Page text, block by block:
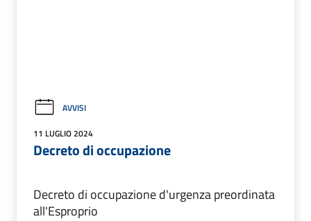
AVVISI
11 LUGLIO 2024
Decreto di occupazione
Decreto di occupazione d'urgenza preordinata
all'Esproprio